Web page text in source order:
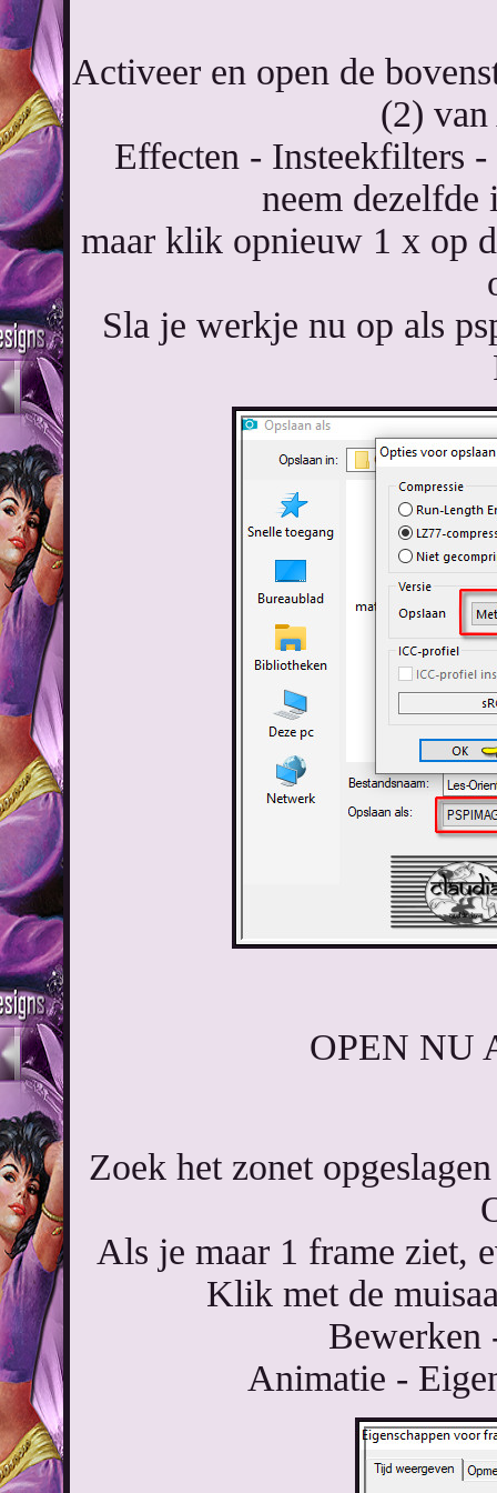
Activeer en open de
(2)
Effecten - Insteekfilters
neem dezelfde
maar klik opnieuw 1 x op
Sla je werkje nu op als
OPEN NU
Zoek het zonet
Als je maar 1 frame ziet,
Klik met de
Bewerken
Animatie -